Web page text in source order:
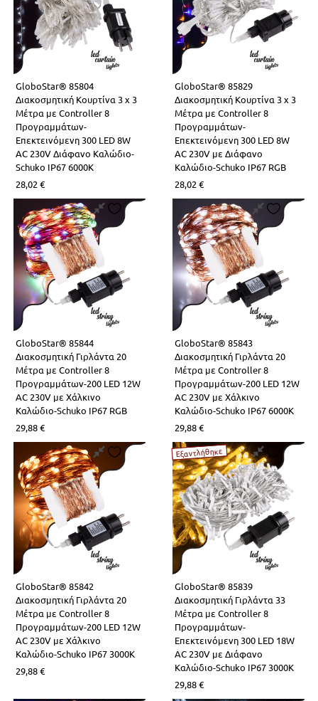
GloboStar® 85804
Διακοσμητική Κουρτίνα 3 x 3
Μέτρα με Controller 8
Προγραμμάτων-
Επεκτεινόμενη 300 LED 8W
AC 230V Διάφανο Καλώδιο-
Schuko IP67 6000K
28,02 €
GloboStar® 85829
Διακοσμητική Κουρτίνα 3 x 3
Μέτρα με Controller 8
Προγραμμάτων-
Επεκτεινόμενη 300 LED 8W
AC 230V με Διάφανο
Καλώδιο-Schuko IP67 RGB
28,02 €
GloboStar® 85844
Διακοσμητική Γιρλάντα 20
Μέτρα με Controller 8
Προγραμμάτων-200 LED 12W
AC 230V με Χάλκινο
Καλώδιο-Schuko IP67 RGB
29,88€
GloboStar® 85843
Διακοσμητική Γιρλάντα 20
Μέτρα με Controller 8
Προγραμμάτων-200 LED 12W
AC 230V με Χάλκινο
Καλώδιο-Schuko IP67 6000K
29,88€
GloboStar® 85842
Διακοσμητική Γιρλάντα 20
Μέτρα με Controller 8
Προγραμμάτων-200 LED 12W
AC 230V με Χάλκινο
Καλώδιο-Schuko IP67 3000K
29,88€
Εξαντλήθηκε
GloboStar® 85839
Διακοσμητική Γιρλάντα 33
Μέτρα με Controller 8
Προγραμμάτων-
Επεκτεινόμενη 300 LED 18W
AC 230V με Διάφανο
Καλώδιο-Schuko IP67 3000K
29,88€